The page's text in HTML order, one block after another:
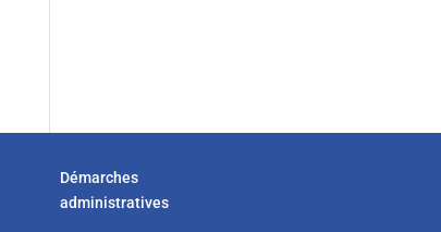
Démarches
administratives